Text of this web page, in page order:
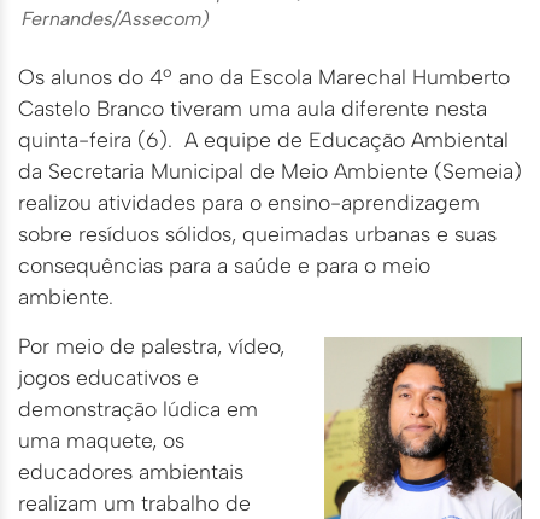
Fernandes/Assecom)
Os alunos do 4º ano da Escola Marechal Humberto
Castelo Branco tiveram uma aula diferente nesta
quinta-feira (6). A equipe de Educação Ambiental
da Secretaria Municipal de Meio Ambiente (Semeia)
realizou atividades para o ensino-aprendizagem
sobre resíduos sólidos, queimadas urbanas e suas
consequências para a saúde e para o meio
ambiente.
Por meio de palestra, vídeo,
jogos educativos e
demonstração lúdica em
uma maquete, os
educadores ambientais
realizam um trabalho de